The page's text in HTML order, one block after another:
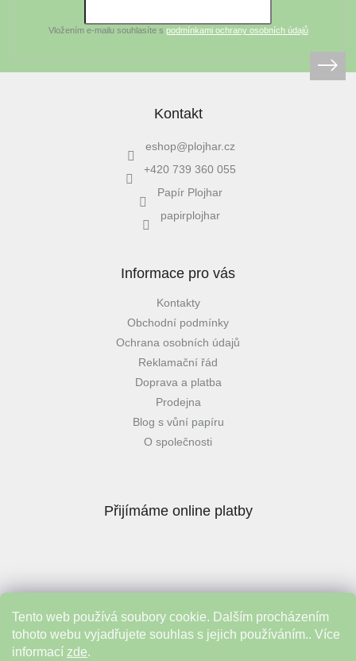
Tento web používá soubory cookie. Dalším procházením
tohoto webu vyjadřujete souhlas s jejich používáním.. Více
informací zde.
Vložením e-mailu souhlasíte s podmínkami ochrany osobních údajů
Kontakt
eshop@plojhar.cz
+420 739 360 055
Papír Plojhar
papirplojhar
Informace pro vás
Kontakty
Obchodní podmínky
Ochrana osobních údajů
Reklamační řád
Doprava a platba
Prodejna
Blog s vůní papíru
O společnosti
Přijímáme online platby
Instagram